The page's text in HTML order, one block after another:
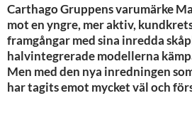
Carthago Gruppens varumärke
mot en yngre, mer aktiv,
framgångar med sina inredda
halvintegrerade modellerna
Men med den nya inredningen
har tagits emot mycket väl och